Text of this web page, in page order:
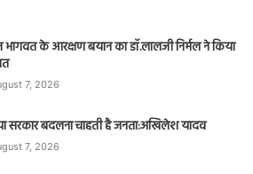
भागवत के आरक्षण बयान का डॉ.लालजी निर्मल ने किया
7, 2026
सरकार बदलना चाहती है जनता:अखिलेश यादव
7, 2026